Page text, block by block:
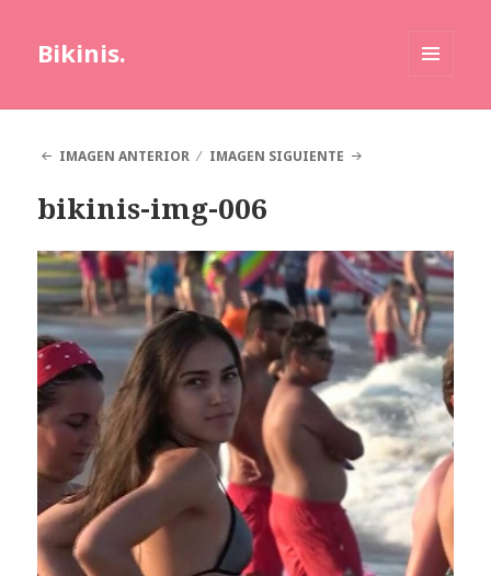
Bikinis.
IMAGEN ANTERIOR
IMAGEN SIGUIENTE
bikinis-img-006